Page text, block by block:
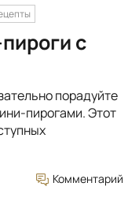
с
порадуйте
пирогами. Этот
Комментарий